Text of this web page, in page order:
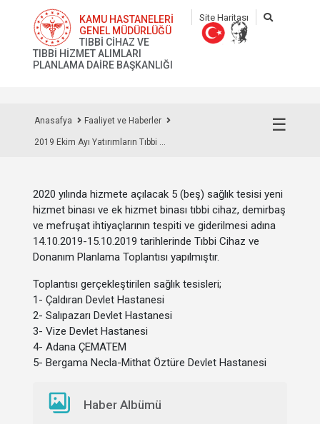
KAMU HASTANELERİ
GENEL MÜDÜRLÜĞÜ
TIBBİ CİHAZ VE
TIBBİ HİZMET ALIMLARI
PLANLAMA DAİRE BAŞKANLIĞI
Site Haritası
☰
Anasafya Faaliyet ve Haberler
2019 Ekim Ayı Yatırımların Tıbbi ...
2020 yılında hizmete açılacak 5 (beş) sağlık tesisi yeni
hizmet binası ve ek hizmet binası tıbbi cihaz, demirbaş
ve mefruşat ihtiyaçlarının tespiti ve giderilmesi adına
14.10.2019-15.10.2019 tarihlerinde Tıbbi Cihaz ve
Donanım Planlama Toplantısı yapılmıştır.
Toplantısı gerçekleştirilen sağlık tesisleri;
1- Çaldıran Devlet Hastanesi
2- Salıpazarı Devlet Hastanesi
3- Vize Devlet Hastanesi
4- Adana ÇEMATEM
5- Bergama Necla-Mithat Öztüre Devlet Hastanesi
Haber Albümü